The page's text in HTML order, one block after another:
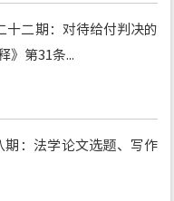
十二期：对待给付判决的
》第31条...
：法学论文选题、写作